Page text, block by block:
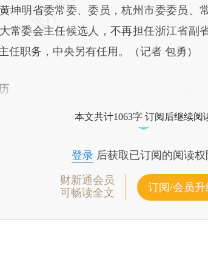
坤明省委常委、委员，杭州市委委员、
常委会主任候选人，不再担任浙江省副
任职务，中央另有任用。（记者 包勇）
本文共计1063字 订阅后继续阅
登录后获取已订阅的阅读权
财新通会员
可畅读全文
订阅/会员升